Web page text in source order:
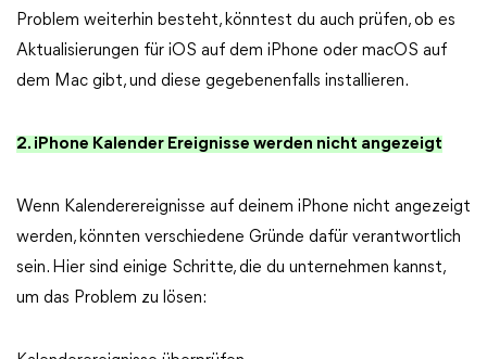
Problem weiterhin besteht, könntest du auch prüfen, ob es
Aktualisierungen für iOS auf dem iPhone oder macOS auf
dem Mac gibt, und diese gegebenenfalls installieren.
2. iPhone Kalender Ereignisse werden nicht angezeigt
Wenn Kalenderereignisse auf deinem iPhone nicht angezeigt
werden, könnten verschiedene Gründe dafür verantwortlich
sein. Hier sind einige Schritte, die du unternehmen kannst,
um das Problem zu lösen: